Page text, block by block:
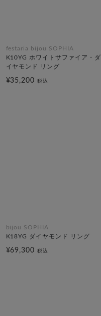
festaria bijou SOPHIA
K10YG ホワイトサファイア・ダ
イヤモンド リング
¥35,200税込
bijou SOPHIA
K18YG ダイヤモンド リング
¥69,300税込